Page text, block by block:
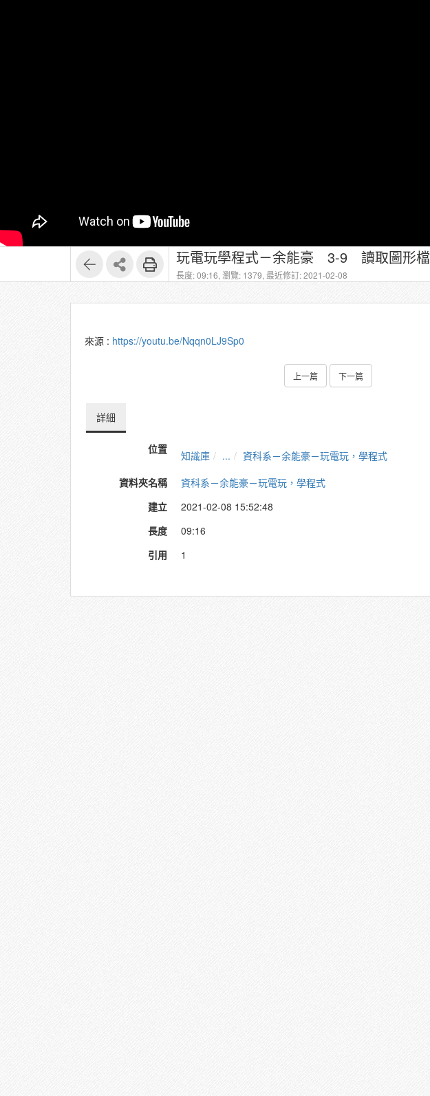
玩電玩學程式－余能豪 3-9 讀取圖形檔
長度: 09:16, 瀏覽: 1379, 最近修訂: 2021-02-08
來源 : https://youtu.be/Nqqn0LJ9Sp0
上一篇 下一篇
詳細
位置 知識庫 ...
資科系－余能豪－玩電玩，學程式
資料夾名稱
資科系－余能豪－玩電玩，學程式
建立
2021-02-08 15:52:48
長度
09:16
引用
1